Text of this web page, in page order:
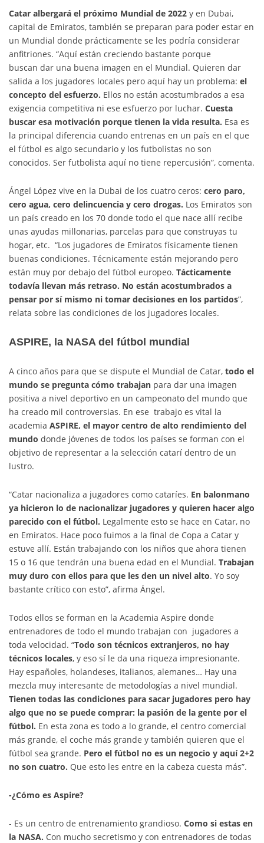
Catar albergará el próximo Mundial de 2022 y en Dubai,
capital de Emiratos, también se preparan para poder estar en
un Mundial donde prácticamente se les podría considerar
anfitriones. “Aquí están creciendo bastante porque
buscan dar una buena imagen en el Mundial. Quieren dar
salida a los jugadores locales pero aquí hay un problema: el
concepto del esfuerzo. Ellos no están acostumbrados a esa
exigencia competitiva ni ese esfuerzo por luchar. Cuesta
buscar esa motivación porque tienen la vida resulta. Esa es
la principal diferencia cuando entrenas en un país en el que
el fútbol es algo secundario y los futbolistas no son
conocidos. Ser futbolista aquí no tiene repercusión”, comenta.
Ángel López vive en la Dubai de los cuatro ceros: cero paro,
cero agua, cero delincuencia y cero drogas. Los Emiratos son
un país creado en los 70 donde todo el que nace allí recibe
unas ayudas millonarias, parcelas para que construyas tu
hogar, etc. “Los jugadores de Emiratos físicamente tienen
buenas condiciones. Técnicamente están mejorando pero
están muy por debajo del fútbol europeo. Tácticamente
todavía llevan más retraso. No están acostumbrados a
pensar por sí mismo ni tomar decisiones en los partidos”,
relata sobre las condiciones de los jugadores locales.
ASPIRE, la NASA del fútbol mundial
A cinco años para que se dispute el Mundial de Catar, todo el
mundo se pregunta cómo trabajan para dar una imagen
positiva a nivel deportivo en un campeonato del mundo que
ha creado mil controversias. En ese trabajo es vital la
academia ASPIRE, el mayor centro de alto rendimiento del
mundo donde jóvenes de todos los países se forman con el
objetivo de representar a la selección catarí dentro de un
lustro.
“Catar nacionaliza a jugadores como cataríes. En balonmano
ya hicieron lo de nacionalizar jugadores y quieren hacer algo
parecido con el fútbol. Legalmente esto se hace en Catar, no
en Emiratos. Hace poco fuimos a la final de Copa a Catar y
estuve allí. Están trabajando con los niños que ahora tienen
15 o 16 que tendrán una buena edad en el Mundial. Trabajan
muy duro con ellos para que les den un nivel alto. Yo soy
bastante crítico con esto”, afirma Ángel.
Todos ellos se forman en la Academia Aspire donde
entrenadores de todo el mundo trabajan con jugadores a
toda velocidad. “Todo son técnicos extranjeros, no hay
técnicos locales, y eso sí le da una riqueza impresionante.
Hay españoles, holandeses, italianos, alemanes… Hay una
mezcla muy interesante de metodologías a nivel mundial.
Tienen todas las condiciones para sacar jugadores pero hay
algo que no se puede comprar: la pasión de la gente por el
fútbol. En esta zona es todo a lo grande, el centro comercial
más grande, el coche más grande y también quieren que el
fútbol sea grande. Pero el fútbol no es un negocio y aquí 2+2
no son cuatro. Que esto les entre en la cabeza cuesta más”.
-¿Cómo es Aspire?
- Es un centro de entrenamiento grandioso. Como si estas en
la NASA. Con mucho secretismo y con entrenadores de todas